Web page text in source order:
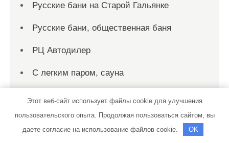
Русские бани на Старой Гальянке
Русские бани, общественная баня
РЦ Автодилер
С легким паром, сауна
Сакура, сауна
Этот веб-сайт использует файлы cookie для улучшения
пользовательского опыта. Продолжая пользоваться сайтом, вы
даете согласие на использование файлов cookie.
OK